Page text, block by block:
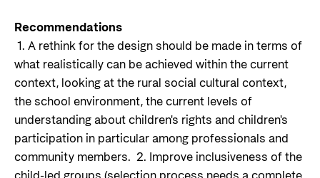
Recommendations
1. A rethink for the design should be made in terms of
what realistically can be achieved within the current
context, looking at the rural social cultural context,
the school environment, the current levels of
understanding about children's rights and children's
participation in particular among professionals and
community members. 2. Improve inclusiveness of the